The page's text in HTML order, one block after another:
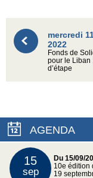
mercredi
2022
Fonds de
pour le Liban
d’étape
AGENDA
15
sep
Du 15/09/
10e édition
19